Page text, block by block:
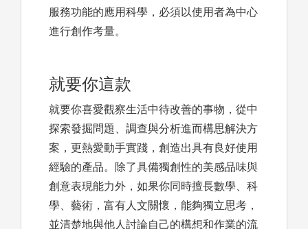
服務功能的應用科學，必須以使用者為中心
進行創作考量。
就要你這款
就要你喜愛觀察生活中待改善的事物，從中
探索發掘問題、調查與分析進而構思解決方
案，更熱愛動手實踐，創造出具有良好使用
經驗的產品。除了具備獨創性的美感品味與
創意表現能力外，如果你同時擅長數學、科
學、藝術，富有人文關懷，能夠獨立思考，
並清楚地與他人討論自己的構想和作業的流